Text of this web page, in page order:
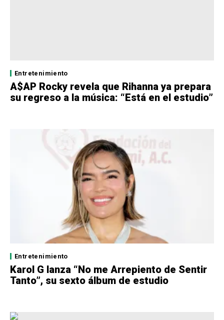
Entretenimiento
A$AP Rocky revela que Rihanna ya prepara
su regreso a la música: “Está en el estudio”
Entretenimiento
Karol G lanza “No me Arrepiento de Sentir
Tanto”, su sexto álbum de estudio